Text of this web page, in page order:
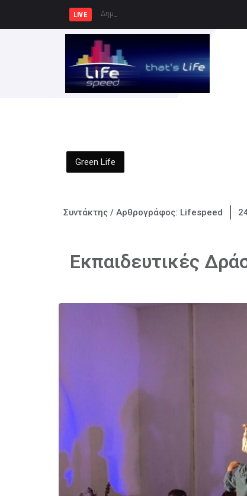
LIVE Δημήτρης Μελίδης: «Ο ΣΥΡΙΖΑ-ΠΣ είν
Green Life
Συντάκτης / Αρθρογράφος: Lifespeed
Εκπαιδευτικές